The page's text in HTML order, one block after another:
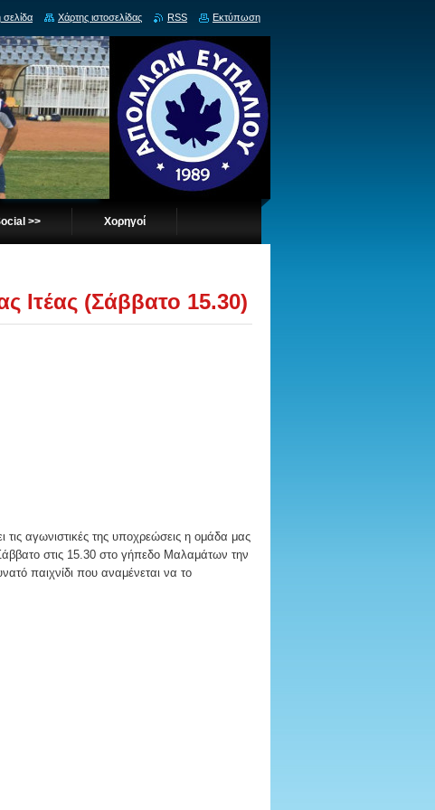
>> Χορηγοί
Ιτέας (Σάββατο 15.30)
τις αγωνιστικές της υποχρεώσεις η ομάδα μας
στις 15.30 στο γήπεδο Μαλαμάτων την
παιχνίδι που αναμένεται να το
σελίδα Χάρτης ιστοσελίδας RSS Εκτύπωση